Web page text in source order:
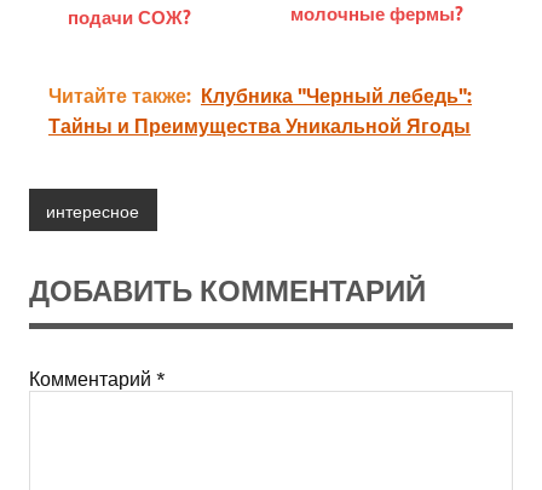
подачи СОЖ?
молочные фермы?
Читайте также: Клубника "Черный лебедь":
Тайны и Преимущества Уникальной Ягоды
интересное
ДОБАВИТЬ КОММЕНТАРИЙ
Комментарий *